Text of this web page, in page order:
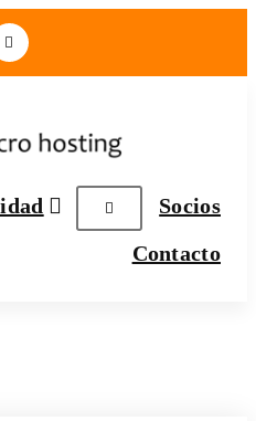
Socios
Contacto